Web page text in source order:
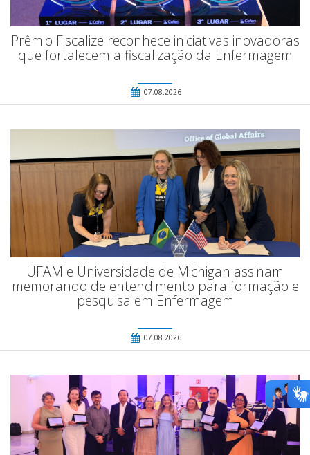
Prêmio Fiscalize reconhece iniciativas inovadoras
que fortalecem a fiscalização da Enfermagem
07.08.2026
UFAM e Universidade de Michigan assinam
memorando de entendimento para formação e
pesquisa em Enfermagem
07.08.2026